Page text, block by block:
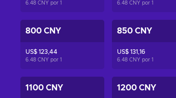
6.48 CNY por 1 6.48 CNY por 1
800 CNY
US$ 123,44
6.48 CNY por 1
850 CNY
US$ 131,16
6.48 CNY por 1
1100 CNY 1200 CNY